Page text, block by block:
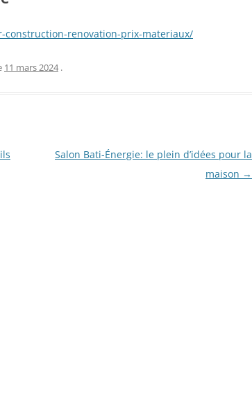
renovation-prix-materiaux/
11 mars 2024 .
Salon Bati-Énergie: le plein d’idées pour la
maison →